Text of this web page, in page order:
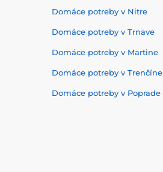
Domáce potreby v Nitre
Domáce potreby v Trnave
Domáce potreby v Martine
Domáce potreby v Trenčíne
Domáce potreby v Poprade